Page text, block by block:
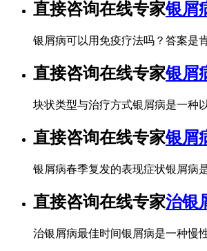
直接咨询在线专家银屑
银屑病可以用免疫疗法吗？答案是
直接咨询在线专家银屑
块状类型与治疗方式银屑病是一种
直接咨询在线专家银屑
银屑病春季复发的表现症状银屑病
直接咨询在线专家治银
治银屑病最佳时间银屑病是一种慢